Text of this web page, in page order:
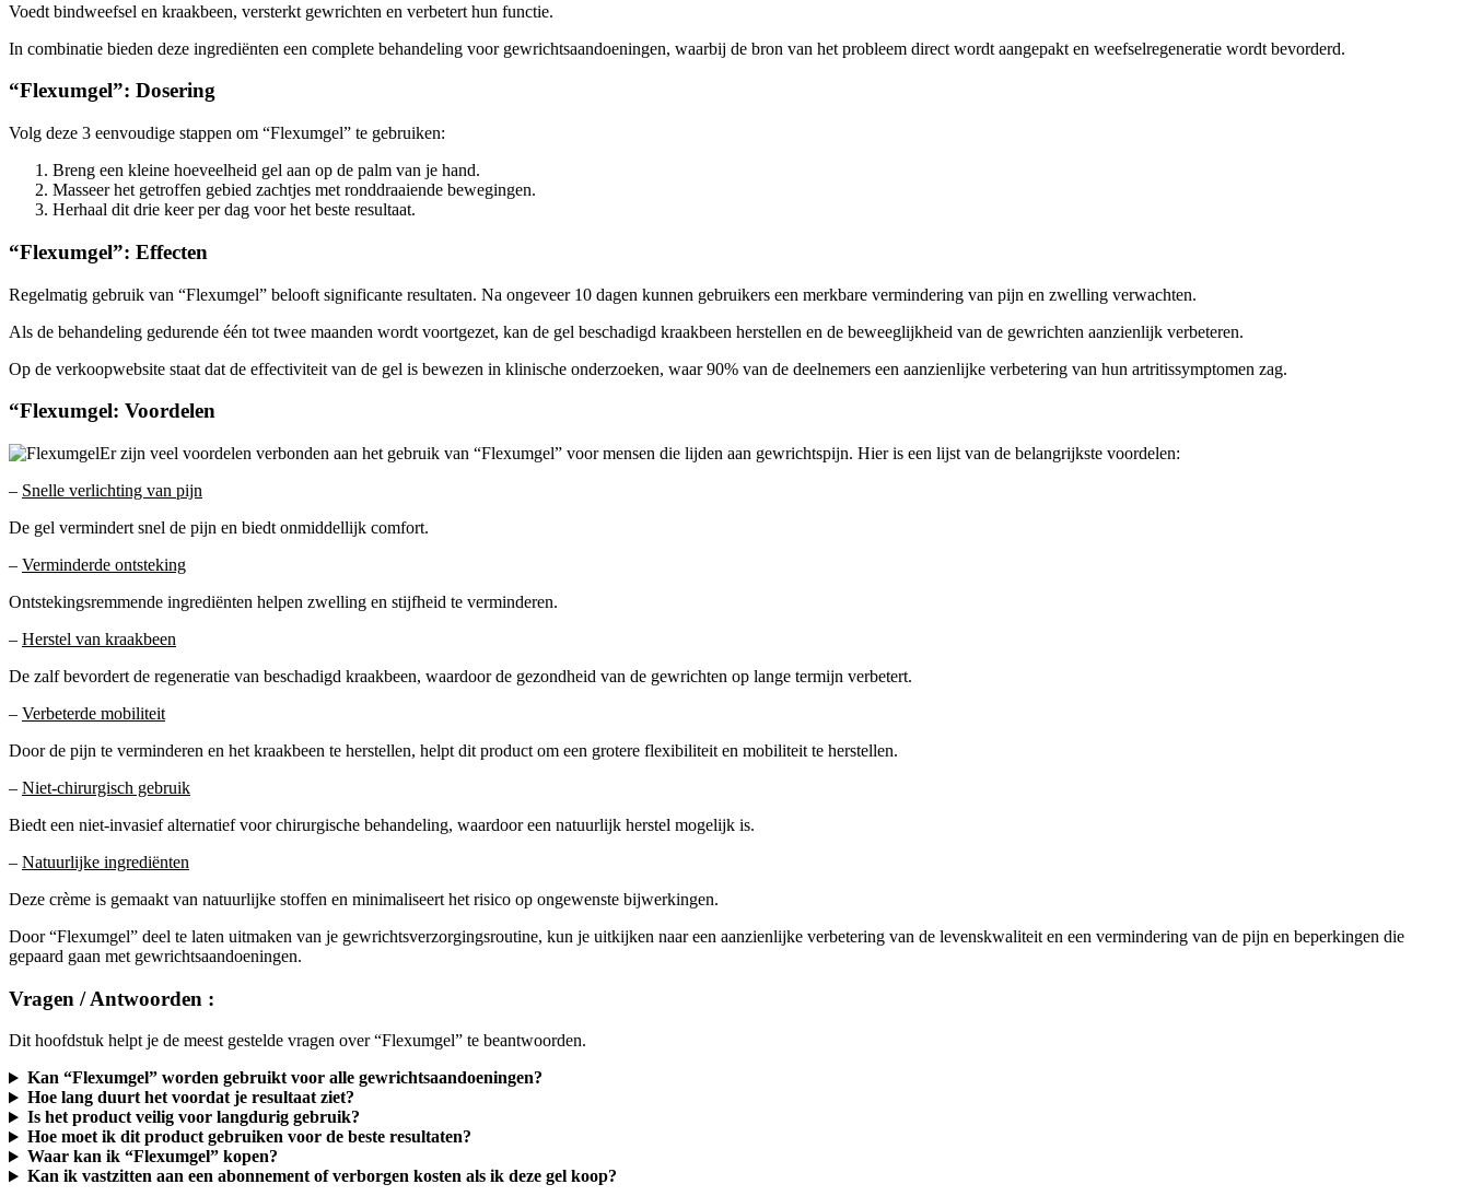
Voedt bindweefsel en kraakbeen, versterkt gewrichten en verbetert hun functie.
In combinatie bieden deze ingrediënten een complete behandeling voor gewrichtsaandoeningen, waarbij de bron van het probleem direct wordt aangepakt en weefselregeneratie wordt bevorderd.
“Flexumgel”: Dosering
Volg deze 3 eenvoudige stappen om “Flexumgel” te gebruiken:
Breng een kleine hoeveelheid gel aan op de palm van je hand.
Masseer het getroffen gebied zachtjes met ronddraaiende bewegingen.
Herhaal dit drie keer per dag voor het beste resultaat.
“Flexumgel”: Effecten
Regelmatig gebruik van “Flexumgel” belooft significante resultaten. Na ongeveer 10 dagen kunnen gebruikers een merkbare vermindering van pijn en zwelling verwachten.
Als de behandeling gedurende één tot twee maanden wordt voortgezet, kan de gel beschadigd kraakbeen herstellen en de beweeglijkheid van de gewrichten aanzienlijk verbeteren.
Op de verkoopwebsite staat dat de effectiviteit van de gel is bewezen in klinische onderzoeken, waar 90% van de deelnemers een aanzienlijke verbetering van hun artritissymptomen zag.
“Flexumgel: Voordelen
Er zijn veel voordelen verbonden aan het gebruik van “Flexumgel” voor mensen die lijden aan gewrichtspijn. Hier is een lijst van de belangrijkste voordelen:
– Snelle verlichting van pijn
De gel vermindert snel de pijn en biedt onmiddellijk comfort.
– Verminderde ontsteking
Ontstekingsremmende ingrediënten helpen zwelling en stijfheid te verminderen.
– Herstel van kraakbeen
De zalf bevordert de regeneratie van beschadigd kraakbeen, waardoor de gezondheid van de gewrichten op lange termijn verbetert.
– Verbeterde mobiliteit
Door de pijn te verminderen en het kraakbeen te herstellen, helpt dit product om een grotere flexibiliteit en mobiliteit te herstellen.
– Niet-chirurgisch gebruik
Biedt een niet-invasief alternatief voor chirurgische behandeling, waardoor een natuurlijk herstel mogelijk is.
– Natuurlijke ingrediënten
Deze crème is gemaakt van natuurlijke stoffen en minimaliseert het risico op ongewenste bijwerkingen.
Door “Flexumgel” deel te laten uitmaken van je gewrichtsverzorgingsroutine, kun je uitkijken naar een aanzienlijke verbetering van de levenskwaliteit en een vermindering van de pijn en beperkingen die
gepaard gaan met gewrichtsaandoeningen.
Vragen / Antwoorden :
Dit hoofdstuk helpt je de meest gestelde vragen over “Flexumgel” te beantwoorden.
Kan “Flexumgel” worden gebruikt voor alle gewrichtsaandoeningen?
Hoe lang duurt het voordat je resultaat ziet?
Is het product veilig voor langdurig gebruik?
Hoe moet ik dit product gebruiken voor de beste resultaten?
Waar kan ik “Flexumgel” kopen?
Kan ik vastzitten aan een abonnement of verborgen kosten als ik deze gel koop?